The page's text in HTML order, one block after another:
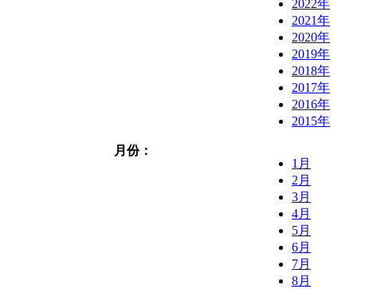
2022年
2021年
2020年
2019年
2018年
2017年
2016年
2015年
月份：
1月
2月
3月
4月
5月
6月
7月
8月